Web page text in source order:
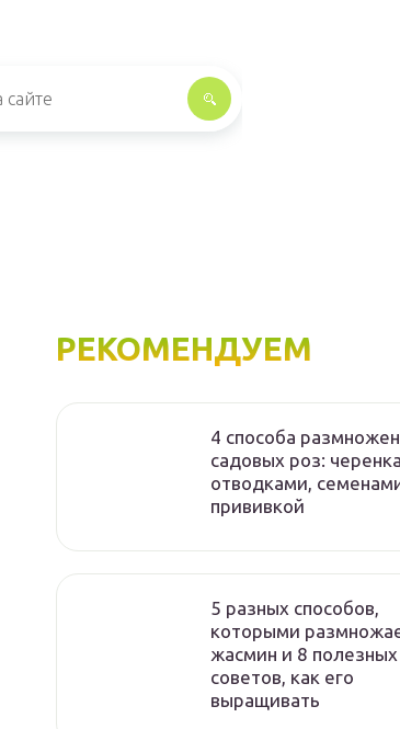
РЕКОМЕНДУЕМ
4 способа
садовых роз:
отводками,
прививкой
5 разных способов,
которыми
жасмин и 8 полезных
советов, как его
выращивать